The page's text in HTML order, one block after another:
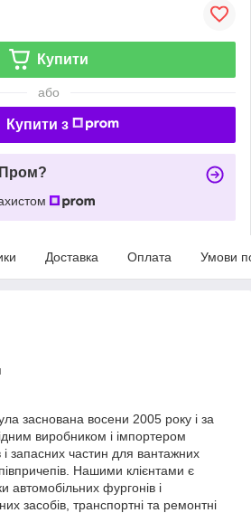
Купити
або
Купити з
Пром?
Доставка Оплата Умови
заснована восени 2005 року і за
виробником і імпортером
запасних частин для вантажних
Нашими клієнтами є
автомобільних фургонів і
засобів, транспортні та ремонтні